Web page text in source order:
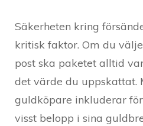
Säkerheten kring
kritisk faktor. Om du
post ska paketet alltid
det värde du uppskattat.
guldköpare inkluderar
visst belopp i sina